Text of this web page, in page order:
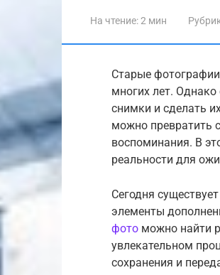
На чтение:2 мин
Старые
многих лет. Однако
снимки и сделать
можно превратить
воспоминания. В
реальности для
Сегодня
элементы
фото можно найти
увлекательном
сохранения и